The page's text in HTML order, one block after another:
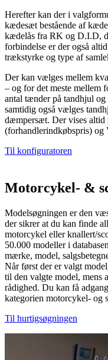
Herefter kan der i
kædesæt bestående af
kædelås fra RK og D.I.D,
forbindelse er der også
trækstyrke og type af
Der kan vælges mellem
– og for det meste mellem
antal tænder på tandhjul
samtidig også vælges
dæmpersæt. Der vises
(forhandlerindkøbspris) og
Til konfiguratoren
Motorcykel- &
Modelsøgningen er den
der sikrer at du kan finde
motorcykel eller knallert/
50.000 modeller i
mærke, model,
Når først der er valgt
til den valgte model, mens
rådighed. Du kan få
kategorien motorcykel- og
Til hurtigsøgningen